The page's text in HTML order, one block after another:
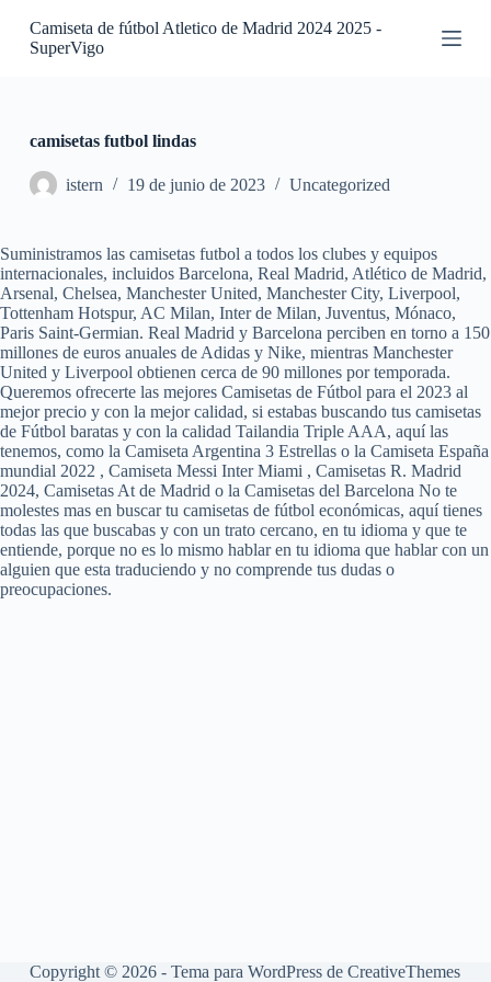
S
e
n
i
d
o
Camiseta de fútbol Atletico de Madrid 2024 2025 -
SuperVigo
camisetas futbol lindas
istern 19 de junio de 2023 Uncategorized
Suministramos las camisetas futbol a todos los clubes y equipos
internacionales, incluidos Barcelona, Real Madrid, Atlético de Madrid,
Arsenal, Chelsea, Manchester United, Manchester City, Liverpool,
Tottenham Hotspur, AC Milan, Inter de Milan, Juventus, Mónaco,
Paris Saint-Germian. Real Madrid y Barcelona perciben en torno a 150
millones de euros anuales de Adidas y Nike, mientras Manchester
United y Liverpool obtienen cerca de 90 millones por temporada.
Queremos ofrecerte las mejores Camisetas de Fútbol para el 2023 al
mejor precio y con la mejor calidad, si estabas buscando tus camisetas
de Fútbol baratas y con la calidad Tailandia Triple AAA, aquí las
tenemos, como la Camiseta Argentina 3 Estrellas o la Camiseta España
mundial 2022 , Camiseta Messi Inter Miami , Camisetas R. Madrid
2024, Camisetas At de Madrid o la Camisetas del Barcelona No te
molestes mas en buscar tu camisetas de fútbol económicas, aquí tienes
todas las que buscabas y con un trato cercano, en tu idioma y que te
entiende, porque no es lo mismo hablar en tu idioma que hablar con un
alguien que esta traduciendo y no comprende tus dudas o
preocupaciones.
Copyright © 2026 - Tema para WordPress de CreativeThemes